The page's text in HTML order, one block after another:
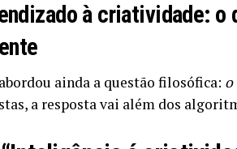
à criatividade: o
ainda a questão filosófica: o
a resposta vai além dos